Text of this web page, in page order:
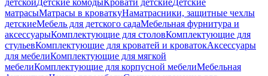
детскойДетские комодыКровати детскиеДетские
матрасыМатрасы в кроваткуНаматрасники, защитные чехлы
детскиеМебель для детского садаМебельная фурнитура и
аксессуарыКомплектующие для столовКомплектующие для
стульевКомплектующие для кроватей и кроватокАксессуары
для мебелиКомплектующие для мягкой
мебелиКомплектующие для корпусной мебелиМебельная